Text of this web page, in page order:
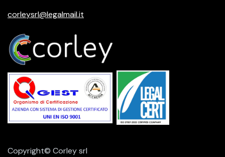
corleysrl@legalmail.it
Copyright© Corley srl